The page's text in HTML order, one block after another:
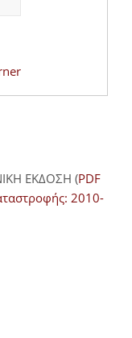
ΕΚΔΟΣΗ (PDF
2010-